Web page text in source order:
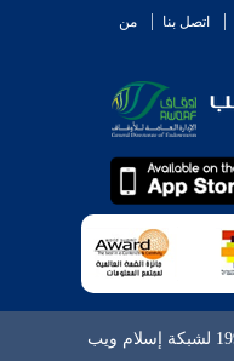
اتصل بنا
من